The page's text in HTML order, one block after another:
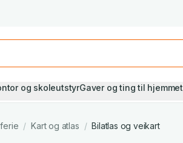
og skoleutstyrGaver og ting til hjemmet
/ Kart og atlas / Bilatlas og veikart